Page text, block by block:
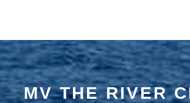
MV THE RIVER